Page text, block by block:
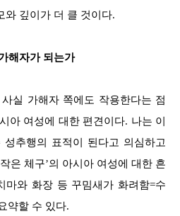
와 깊이가 더 클 것이다.
해자가 되는가
실 가해자 쪽에도 작용한다는 점
아 여성에 대한 편견이다. 나는 이
추행의 표적이 된다고 의심하고
은 체구’의 아시아 여성에 대한 흔
마와 화장 등 꾸밈새가 화려함=수
약할 수 있다.